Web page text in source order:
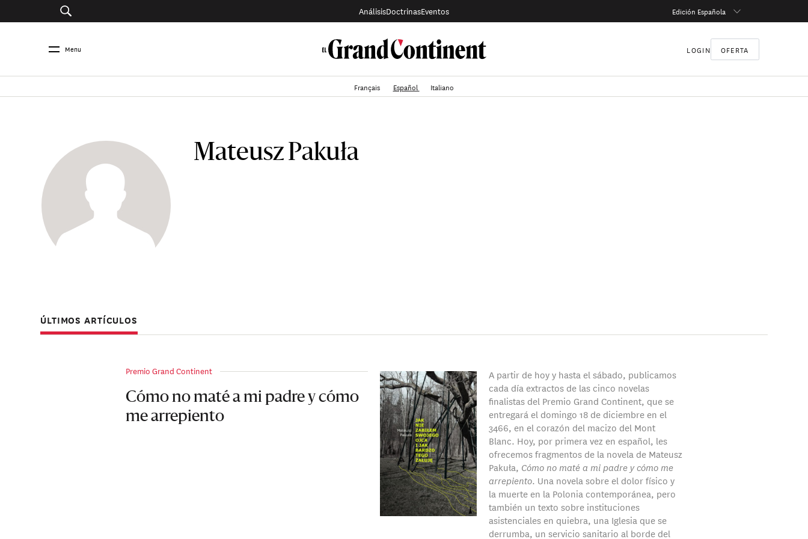
AnálisisDoctrinasEventos Edición Española
Menu LOGIN OFERTA
Français Español Italiano
Mateusz Pakuła
ÚLTIMOS ARTÍCULOS
Premio Grand Continent
Cómo no maté a mi padre y cómo
me arrepiento
A partir de hoy y hasta el sábado, publicamos
cada día extractos de las cinco novelas
finalistas del Premio Grand Continent, que se
entregará el domingo 18 de diciembre en el
3466, en el corazón del macizo del Mont
Blanc. Hoy, por primera vez en español, les
ofrecemos fragmentos de la novela de Mateusz
Pakuła, Cómo no maté a mi padre y cómo me
arrepiento. Una novela sobre el dolor físico y
la muerte en la Polonia contemporánea, pero
también un texto sobre instituciones
asistenciales en quiebra, una Iglesia que se
derrumba, un servicio sanitario al borde del